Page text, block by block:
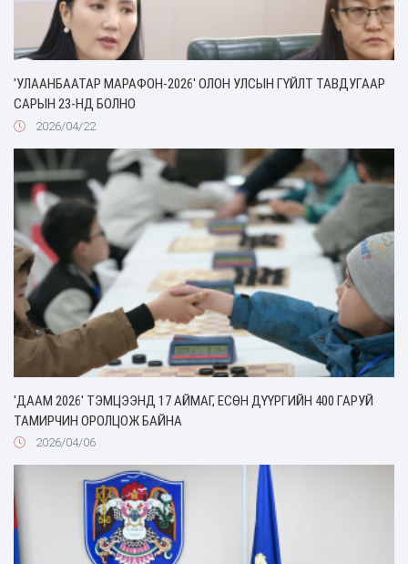
'УЛААНБААТАР МАРАФОН-2026' ОЛОН УЛСЫН ГҮЙЛТ ТАВДУГААР
САРЫН 23-НД БОЛНО
2026/04/22
'ДААМ 2026' ТЭМЦЭЭНД 17 АЙМАГ, ЕСӨН ДҮҮРГИЙН 400 ГАРУЙ
ТАМИРЧИН ОРОЛЦОЖ БАЙНА
2026/04/06